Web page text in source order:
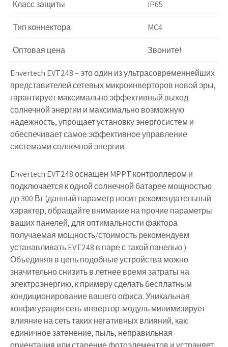
Класс защиты IP65
Тип коннектора MC4
Оптовая цена Звоните!
Envertech EVT248– это один из ультрасовременнейших
представителей сетевых микроинверторов новой эры,
гарантирует максимально эффективный выход
солнечной энергии и максимально возможную
надежность, упрощает установку энергосистем и
обеспечивает самое эффективное управление
системами солнечной энергии.
Envertech EVT248оснащен MPPT контроллером и
подключается к одной солнечной батарее мощностью
до 300 Вт (данный параметр носит рекомендательный
характер, обращайте внимание на прочие параметры
ваших панелей, для оптимальности фактора
получаемая мощность/стоимость рекомендуем
устанавливать EVT248 в паре стакой панелью).
Объединяя в цепь подобные устройства можно
значительно снизить в летнее время затраты на
электроэнергию, к примеру сделать бесплатным
кондиционирование вашего офиса. Уникальная
конфигурация сеть-инвертор-модуль минимизирует
влияние на сеть таких негативных влияний, как:
единичное затенение, пыль, неправильная